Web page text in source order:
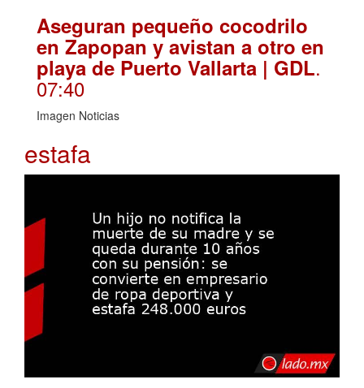
Aseguran pequeño cocodrilo
en Zapopan y avistan a otro en
playa de Puerto Vallarta | GDL.
07:40
Imagen Noticias
estafa